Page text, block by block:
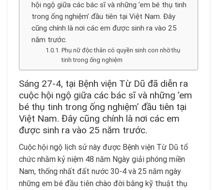
hội ngộ giữa các bác sĩ và những ’em bé thụ tinh
trong ống nghiệm’ đầu tiên tại Việt Nam. Đây
cũng chính là nơi các em được sinh ra vào 25
năm trước.
Phụ nữ độc thân có quyền sinh con nhờ thụ
tinh trong ống nghiệm
Sáng 27-4, tại Bệnh viện Từ Dũ đã diễn ra
cuộc hội ngộ giữa các bác sĩ và những ’em
bé thụ tinh trong ống nghiệm’ đầu tiên tại
Việt Nam. Đây cũng chính là nơi các em
được sinh ra vào 25 năm trước.
Cuộc hội ngộ lịch sử này được Bệnh viện Từ Dũ tổ
chức nhằm kỷ niệm 48 năm Ngày giải phóng miền
Nam, thống nhất đất nước 30-4 và 25 năm ngày
những em bé đầu tiên chào đời bằng kỹ thuật thụ